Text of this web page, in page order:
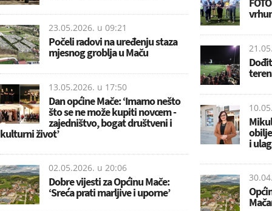
23.05.2026. u 09:21
Počeli radovi na uređenju staza
mjesnog groblja u Maču
13.05.2026. u 17:50
Dan općine Mače: ‘Imamo nešto
što se ne može kupiti novcem -
zajedništvo, bogat društveni i
kulturni život’
02.05.2026. u 20:06
Dobre vijesti za Općinu Mače:
‘Sreća prati marljive i uporne’
i